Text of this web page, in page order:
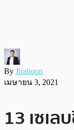
By Jiraboon
เมษายน 3, 2021
13 เซเ